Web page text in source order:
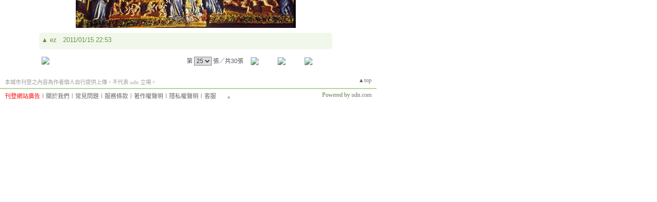
▲ ez 2011/01/15 22:53
第 張／共30張
▲top
本城市刊登之內容為作者個人自行提供上傳，不代表 udn 立場。
刊登網站廣告 關於我們 常見問題 服務條款 著作權聲明 隱私權聲明 客服 Powered by udn.com